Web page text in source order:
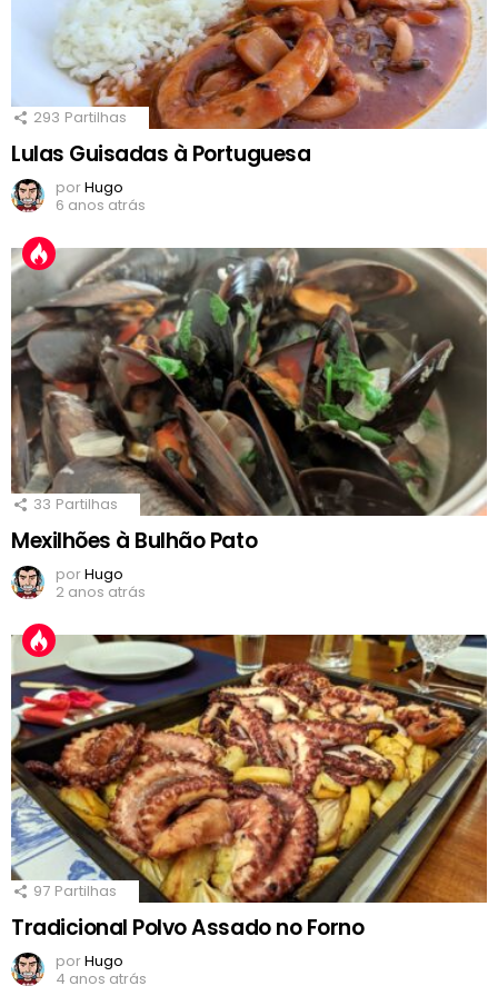
293 Partilhas
Lulas Guisadas à Portuguesa
porHugo
6 anos atrás
33 Partilhas
Mexilhões à Bulhão Pato
porHugo
2 anos atrás
97 Partilhas
Tradicional Polvo Assado no Forno
porHugo
4 anos atrás